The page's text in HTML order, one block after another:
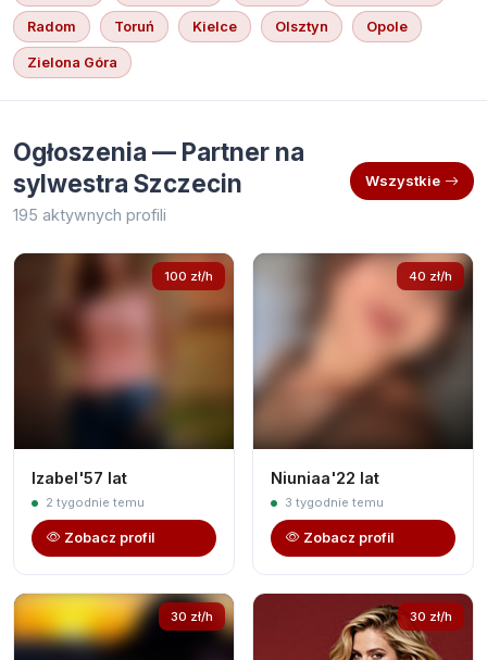
Radom Toruń Kielce Olsztyn Opole
Zielona Góra
Ogłoszenia — Partner na
sylwestra Szczecin
195 aktywnych profili
Wszystkie
100 zł/h
Izabel'57 lat
2 tygodnie temu
Zobacz profil
40 zł/h
Niuniaa'22 lat
3 tygodnie temu
Zobacz profil
30 zł/h 30 zł/h